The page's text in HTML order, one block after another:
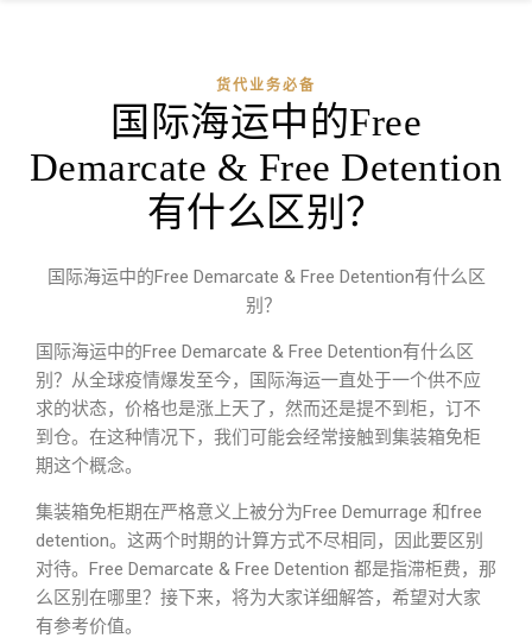
货代业务必备
国际海运中的Free
Demarcate & Free Detention
有什么区别？
国际海运中的Free Demarcate & Free Detention有什么区
别？
国际海运中的Free Demarcate & Free Detention有什么区
别？从全球疫情爆发至今，国际海运一直处于一个供不应
求的状态，价格也是涨上天了，然而还是提不到柜，订不
到仓。在这种情况下，我们可能会经常接触到集装箱免柜
期这个概念。
集装箱免柜期在严格意义上被分为Free Demurrage 和free
detention。这两个时期的计算方式不尽相同，因此要区别
对待。Free Demarcate & Free Detention 都是指滞柜费，那
么区别在哪里？接下来，将为大家详细解答，希望对大家
有参考价值。